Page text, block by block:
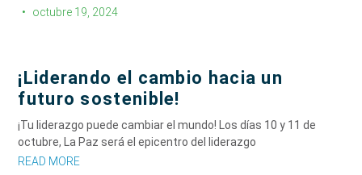
octubre 19, 2024
¡Liderando el cambio hacia un
futuro sostenible!​
¡Tu liderazgo puede cambiar el mundo! Los días 10 y 11 de
octubre, La Paz será el epicentro del liderazgo
READ MORE